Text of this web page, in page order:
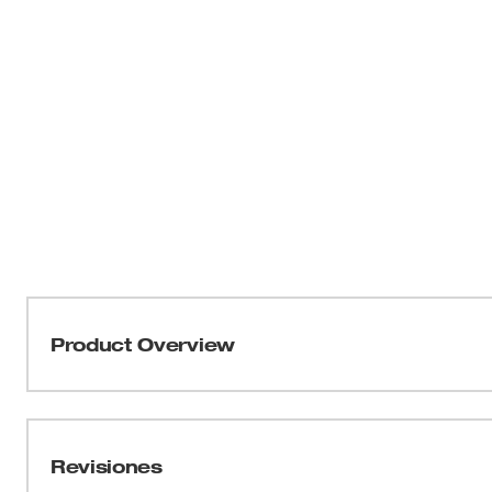
Product Overview
completamente de metal es más duradero que la
Revisiones